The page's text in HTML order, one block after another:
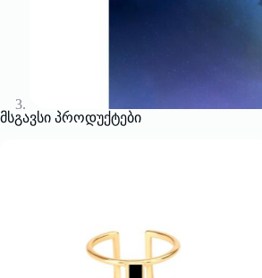
მსგავსი პროდუქტები